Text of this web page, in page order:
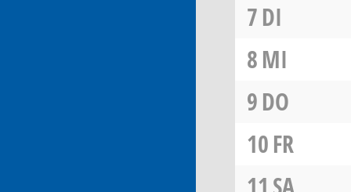
7DI
8MI
9DO
10FR